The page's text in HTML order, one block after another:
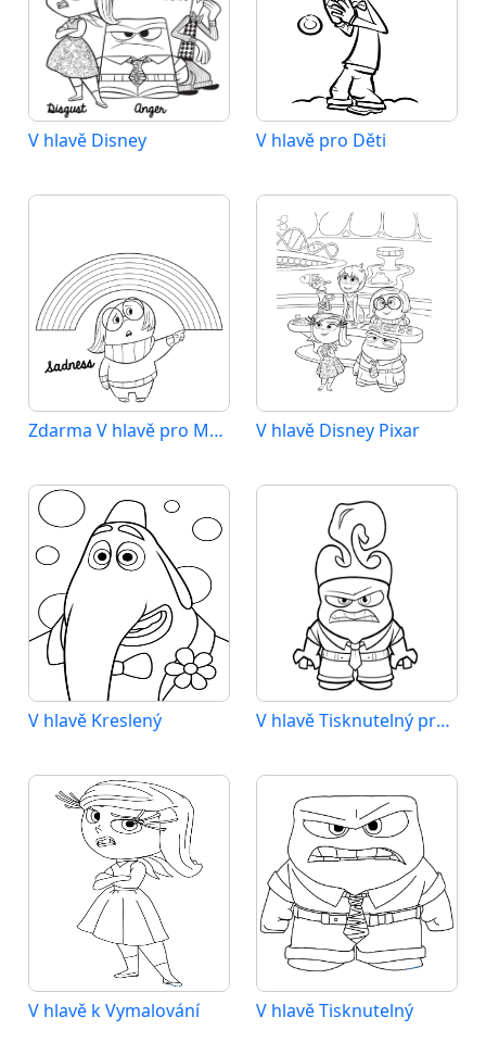
V hlavě Disney V hlavě pro Děti
Zdarma V hlavě pro Malé Děti V hlavě Disney Pixar
V hlavě Kreslený V hlavě Tisknutelný pro Děti
V hlavě k Vymalování V hlavě Tisknutelný